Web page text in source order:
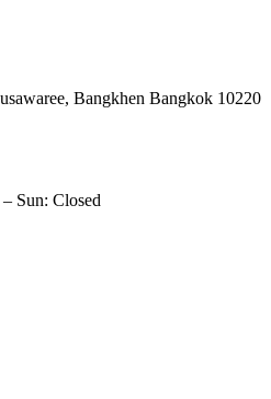
Bangkhen Bangkok 10220
Sun: Closed